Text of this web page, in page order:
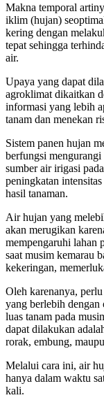
Makna temporal
iklim (hujan)
kering dengan
tepat sehingga
air.
Upaya yang dapat
agroklimat dikaitkan
informasi yang lebih
tanam dan menekan
Sistem panen hujan
berfungsi
sumber air irigasi
peningkatan
hasil tanaman.
Air hujan yang
akan merugikan
mempengaruhi lahan
saat musim kemarau
kekeringan,
Oleh karenanya,
yang berlebih dengan
luas tanam pada
dapat dilakukan
rorak, embung,
Melalui cara ini, air
hanya dalam waktu
kali.